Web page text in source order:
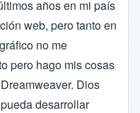
años en mi país
web, pero tanto en
no me
pero hago mis cosas
Dios
desarrollar